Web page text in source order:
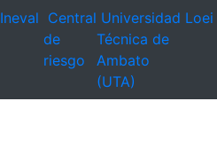
Ineval Central
de
riesgo
Universidad
Técnica de
Ambato
(UTA)
Loei